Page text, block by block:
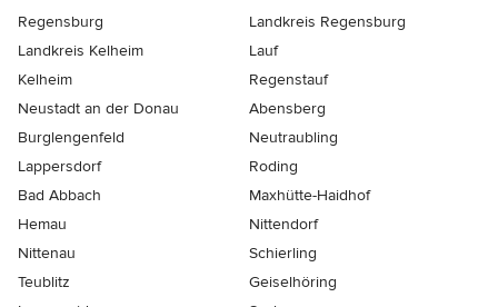
Regensburg
Landkreis Regensburg
Landkreis Kelheim
Lauf
Kelheim
Regenstauf
Neustadt an der Donau
Abensberg
Burglengenfeld
Neutraubling
Lappersdorf
Roding
Bad Abbach
Maxhütte-Haidhof
Hemau
Nittendorf
Nittenau
Schierling
Teublitz
Geiselhöring